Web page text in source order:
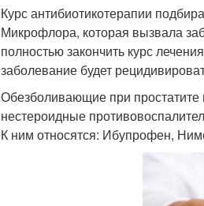
Курс антибиотикотерапии
Микрофлора, которая вызвала
полностью закончить курс
заболевание будет
Обезболивающие при простатите
нестероидные
К ним относятся: Ибупрофен,